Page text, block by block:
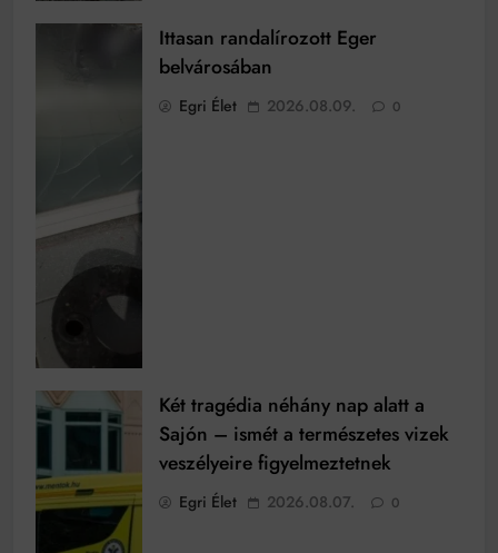
Ittasan randalírozott Eger
belvárosában
Egri Élet 2026.08.09. 0
Két tragédia néhány nap alatt a
Sajón – ismét a természetes vizek
veszélyeire figyelmeztetnek
Egri Élet 2026.08.07. 0